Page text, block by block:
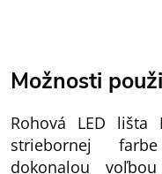
Možnosti
Rohová LED lišta
striebornej
dokonalou